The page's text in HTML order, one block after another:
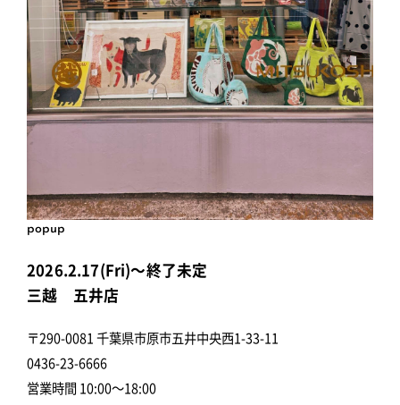
popup
2026.2.17(Fri)～終了未定
三越 五井店
〒290-0081 千葉県市原市五井中央西1-33-11
0436-23-6666
営業時間 10:00～18:00